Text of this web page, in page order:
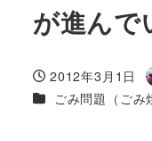
が進んで
投稿日
2012年3月1日
カテゴリー
ごみ問題（ごみ